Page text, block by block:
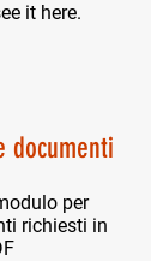
it here.
documenti
per
richiesti in